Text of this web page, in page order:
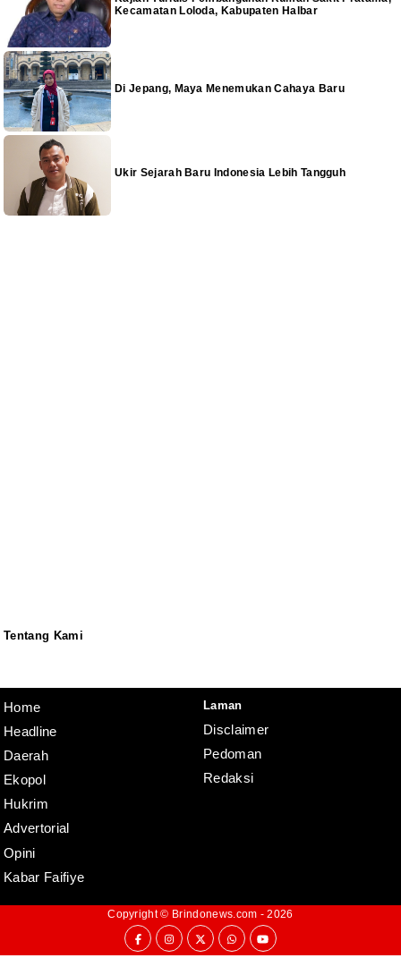
Kecamatan Loloda, Kabupaten Halbar
Di Jepang, Maya Menemukan Cahaya Baru
Ukir Sejarah Baru Indonesia Lebih Tangguh
Tentang Kami
Home
Headline
Daerah
Ekopol
Hukrim
Advertorial
Opini
Kabar Faifiye
Laman
Disclaimer
Pedoman
Redaksi
Copyright © Brindonews.com - 2026